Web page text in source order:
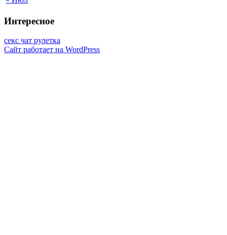
Интересное
секс чат рулетка
Сайт работает на WordPress